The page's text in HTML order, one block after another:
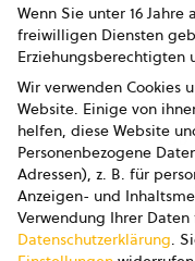
Wenn Sie unter 16
freiwilligen Diensten
Erziehungsberechtigten
Wir verwenden Cookies
Website. Einige von
helfen, diese Website
Personenbezogene
Adressen), z. B. für
Anzeigen- und
Verwendung Ihrer
Datenschutzerklärung.